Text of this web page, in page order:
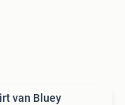
van Bluey